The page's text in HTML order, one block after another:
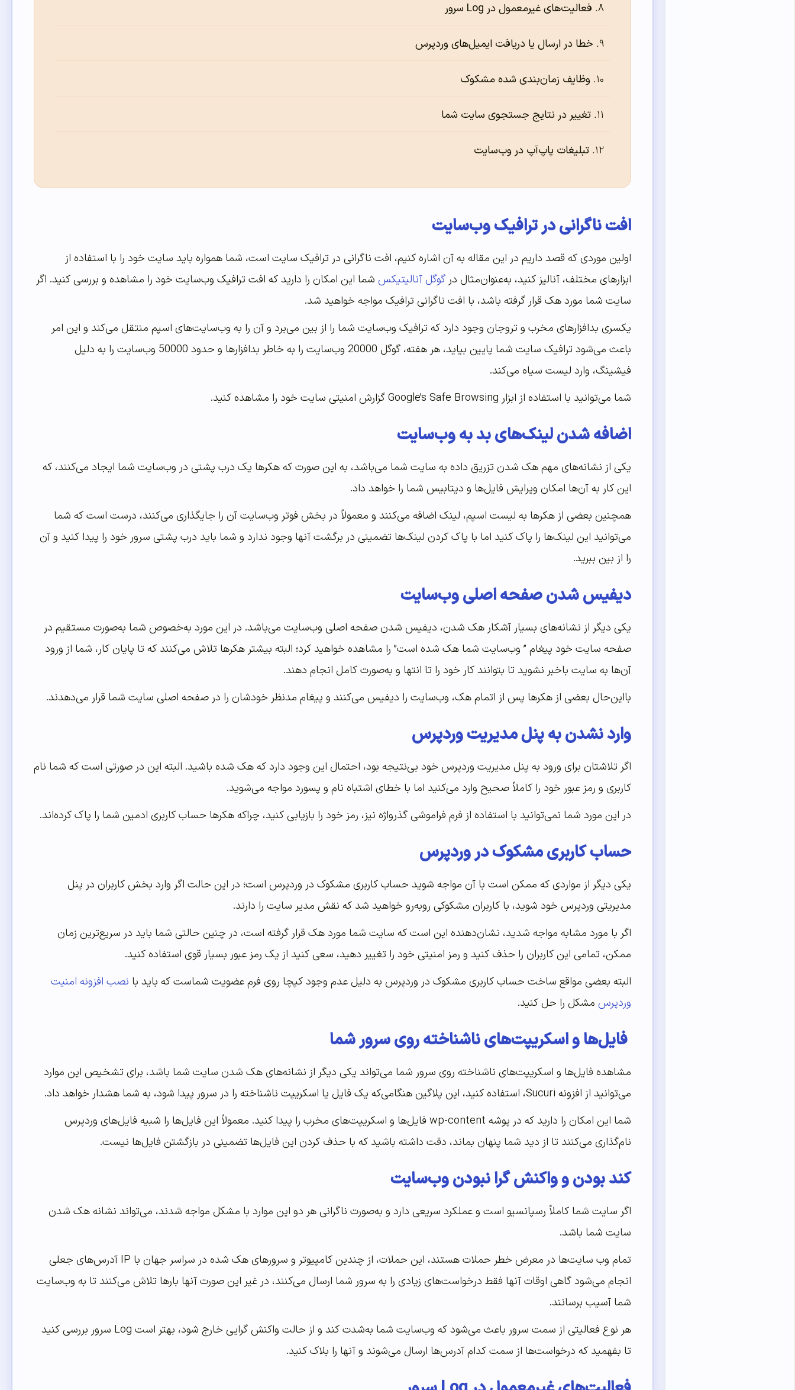
فعالیت‌های غیرمعمول در Log سرور
خطا در ارسال یا دریافت ایمیل‌های وردپرس
وظایف زمان‌بندی شده مشکوک
تغییر در نتایج جستجوی سایت شما
تبلیغات پاپ‌آپ در وب‌سایت
افت ناگرانی در ترافیک وب‌سایت
اولین موردی که قصد داریم در این مقاله به آن اشاره کنیم، افت ناگرانی در ترافیک سایت است، شما همواره باید سایت خود را با استفاده از
ابزارهای مختلف، آنالیز کنید، به‌عنوان‌مثال در گوگل آنالیتیکس شما این امکان را دارید که افت ترافیک وب‌سایت خود را مشاهده و بررسی کنید. اگر
سایت شما مورد هک قرار گرفته باشد، با افت ناگرانی ترافیک مواجه خواهید شد.
یکسری بدافزارهای مخرب و تروجان وجود دارد که ترافیک وب‌سایت شما را از بین می‌برد و آن را به وب‌سایت‌های اسپم منتقل می‌کند و این امر
باعث می‌شود ترافیک سایت شما پایین بیاید، هر هفته، گوگل 20000 وب‌سایت را به خاطر بدافزارها و حدود 50000 وب‌سایت را به دلیل
فیشینگ، وارد لیست سیاه می‌کند.
شما می‌توانید با استفاده از ابزار Google’s Safe Browsing گزارش امنیتی سایت خود را مشاهده کنید.
اضافه شدن لینک‌های بد به وب‌سایت
یکی از نشانه‌های مهم هک شدن تزریق داده به سایت شما می‌باشد، به این صورت که هکرها یک درب پشتی در وب‌سایت شما ایجاد می‌کنند، که
این کار به آن‌ها امکان ویرایش فایل‌ها و دیتابیس شما را خواهد داد.
همچنین بعضی از هکرها به لیست اسپم، لینک اضافه می‌کنند و معمولاً در بخش فوتر وب‌سایت آن را جایگذاری می‌کنند، درست است که شما
می‌توانید این لینک‌ها را پاک کنید اما با پاک کردن لینک‌ها تضمینی در برگشت آنها وجود ندارد و شما باید درب پشتی سرور خود را پیدا کنید و آن
را از بین ببرید.
دیفیس شدن صفحه اصلی وب‌سایت
یکی دیگر از نشانه‌های بسیار آشکار هک شدن، دیفیس شدن صفحه اصلی وب‌سایت می‌باشد. در این مورد به‌خصوص شما به‌صورت مستقیم در
صفحه سایت خود پیغام ” وب‌سایت شما هک شده است” را مشاهده خواهید کرد؛ البته بیشتر هکرها تلاش می‌کنند که تا پایان کار، شما از ورود
آن‌ها به سایت باخبر نشوید تا بتوانند کار خود را تا انتها و به‌صورت کامل انجام دهند.
بااین‌حال بعضی از هکرها پس از اتمام هک، وب‌سایت را دیفیس می‌کنند و پیغام مدنظر خودشان را در صفحه اصلی سایت شما قرار می‌دهدند.
وارد نشدن به پنل مدیریت وردپرس
اگر تلاشتان برای ورود به پنل مدیریت وردپرس خود بی‌نتیجه بود، احتمال این وجود دارد که هک شده باشید. البته این در صورتی است که شما نام
کاربری و رمز عبور خود را کاملاً صحیح وارد می‌کنید اما با خطای اشتباه نام و پسورد مواجه می‌شوید.
در این مورد شما نمی‌توانید با استفاده از فرم فراموشی گذرواژه نیز، رمز خود را بازیابی کنید، چراکه هکرها حساب کاربری ادمین شما را پاک کرده‌اند.
حساب کاربری مشکوک در وردپرس
یکی دیگر از مواردی که ممکن است با آن مواجه شوید حساب کاربری مشکوک در وردپرس است؛ در این حالت اگر وارد بخش کاربران در پنل
مدیریتی وردپرس خود شوید، با کاربران مشکوکی روبه‌رو خواهید شد که نقش مدیر سایت را دارند.
اگر با مورد مشابه مواجه شدید، نشان‌دهنده این است که سایت شما مورد هک قرار گرفته است، در چنین حالتی شما باید در سریع‌ترین زمان
ممکن، تمامی این کاربران را حذف کنید و رمز امنیتی خود را تغییر دهید، سعی کنید از یک رمز عبور بسیار قوی استفاده کنید.
البته بعضی مواقع ساخت حساب کاربری مشکوک در وردپرس به دلیل عدم وجود کپچا روی فرم عضویت شماست که باید با نصب افزونه امنیت
وردپرس مشکل را حل کنید.
فایل‌ها و اسکریپت‌های ناشناخته روی سرور شما
مشاهده فایل‌ها و اسکریپت‌های ناشناخته روی سرور شما می‌تواند یکی دیگر از نشانه‌های هک شدن سایت شما باشد، برای تشخیص این موارد
می‌توانید از افزونه Sucuri، استفاده کنید، این پلاگین هنگامی‌که یک فایل یا اسکریپت ناشناخته را در سرور پیدا شود، به شما هشدار خواهد داد.
شما این امکان را دارید که در پوشه wp-content فایل‌ها و اسکریپت‌های مخرب را پیدا کنید. معمولاً این فایل‌ها را شبیه فایل‌های وردپرس
نام‌گذاری می‌کنند تا از دید شما پنهان بماند، دقت داشته باشید که با حذف کردن این فایل‌ها تضمینی در بازگشتن فایل‌ها نیست.
کند بودن و واکنش گرا نبودن وب‌سایت
اگر سایت شما کاملاً رسپانسیو است و عملکرد سریعی دارد و به‌صورت ناگرانی هر دو این موارد با مشکل مواجه شدند، می‌تواند نشانه هک شدن
سایت شما باشد.
تمام وب سایت‌ها در معرض خطر حملات هستند، این حملات، از چندین کامپیوتر و سرورهای هک شده در سراسر جهان با IP آدرس‌های جعلی
انجام می‌شود گاهی اوقات آنها فقط درخواست‌های زیادی را به سرور شما ارسال می‌کنند، در غیر این صورت آنها بارها تلاش می‌کنند تا به وب‌سایت
شما آسیب برسانند.
هر نوع فعالیتی از سمت سرور باعث می‌شود که وب‌سایت شما به‌شدت کند و از حالت واکنش گرایی خارج شود، بهتر است Log سرور بررسی کنید
تا بفهمید که درخواست‌ها از سمت کدام آدرس‌ها ارسال می‌شوند و آنها را بلاک کنید.